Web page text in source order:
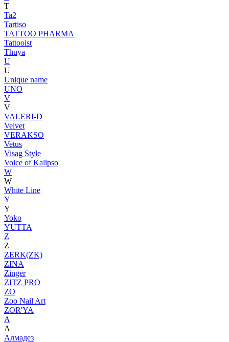
T
Ta2
Tartiso
TATTOO PHARMA
Tattooist
Thuya
U
U
Unique name
UNO
V
V
VALERI-D
Velvet
VERAKSO
Vetus
Visag Style
Voice of Kalipso
W
W
White Line
Y
Y
Yoko
YUTTA
Z
Z
ZERK(ZK)
ZINA
Zinger
ZITZ PRO
ZO
Zoo Nail Art
ZOR'YA
А
А
Алмадез